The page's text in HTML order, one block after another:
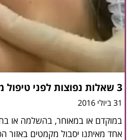
3 שאלות נפוצות לפני טיפול מילוי קמטים
31 ביולי 2016
במוקדם או במאוחר, בהשלמה או
אחד מאיתנו יסבול מקמטים